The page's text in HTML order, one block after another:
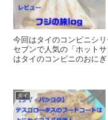
今回はタイのコンビニシ
セブンで人気の「ホット
はタイのコンビニのおに
タイ